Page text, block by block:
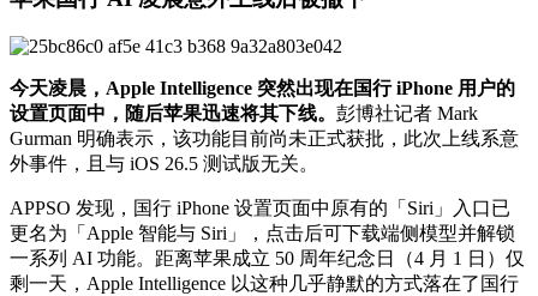
今天凌晨，Apple Intelligence 突然出现在国行 iPhone 用户的
设置页面中，随后苹果迅速将其下线。 彭博社记者 Mark
Gurman 明确表示，该功能目前尚未正式获批，此次上线系意
外事件，且与 iOS 26.5 测试版无关。
APPSO 发现，国行 iPhone 设置页面中原有的「Siri」入口已
更名为「Apple 智能与 Siri」，点击后可下载端侧模型并解锁
一系列 AI 功能。距离苹果成立 50 周年纪念日（4 月 1 日）仅
剩一天，Apple Intelligence 以这种几乎静默的方式落在了国行